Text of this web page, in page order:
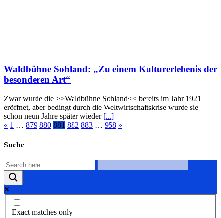
Waldbühne Sohland: „Zu einem Kulturerlebenis der
besonderen Art“
Zwar wurde die >>Waldbühne Sohland<< bereits im Jahr 1921
eröffnet, aber bedingt durch die Weltwirtschaftskrise wurde sie
schon neun Jahre später wieder [...]
« 1 … 879 880 881 882 883 … 958 »
Suche
Exact matches only